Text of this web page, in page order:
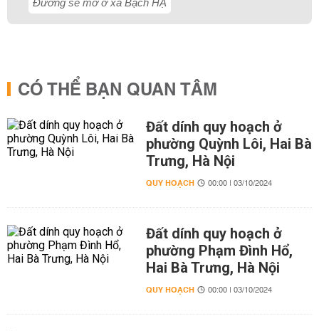
Đường sẽ mở ở xã Bạch HẠ
CÓ THỂ BẠN QUAN TÂM
Đất dính quy hoạch ở
phường Quỳnh Lôi, Hai Bà
Trưng, Hà Nội
QUY HOẠCH 00:00 | 03/10/2024
Đất dính quy hoạch ở
phường Phạm Đình Hổ,
Hai Bà Trưng, Hà Nội
QUY HOẠCH 00:00 | 03/10/2024